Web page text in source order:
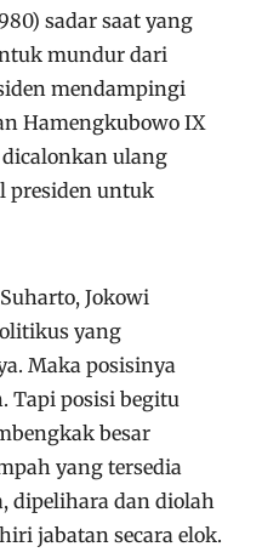
sadar saat yang
mundur dari
mendampingi
Hamengkubowo IX
dicalonkan ulang
presiden untuk
Jokowi
yang
Maka posisinya
Tapi posisi begitu
besar
yang tersedia
dipelihara dan diolah
jabatan secara elok.